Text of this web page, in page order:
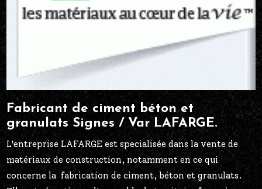
Fabricant de ciment béton et
granulats Signes / Var LAFARGE.
L'entreprise LAFARGE est specialisée dans la vente de
matériaux de construction, notamment en ce qui
concerne la fabrication de ciment, béton et granulats.